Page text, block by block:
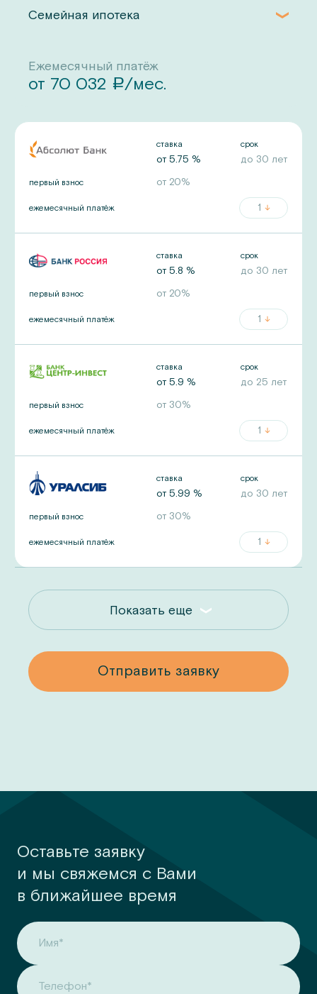
Семейная ипотека
Ежемесячный платёж
от 70 032 a/мес.
ставка
от 5.75 %
срок
до 30 лет
первый взнос от 20%
ежемесячный платёж 1
ставка
от 5.8 %
срок
до 30 лет
первый взнос от 20%
ежемесячный платёж 1
ставка
от 5.9 %
срок
до 25 лет
первый взнос от 30%
ежемесячный платёж 1
ставка
от 5.99 %
срок
до 30 лет
первый взнос от 30%
ежемесячный платёж 1
Показать еще
Отправить заявку
Оставьте заявку
и мы свяжемся с Вами
в ближайшее время
Имя*
Телефон*